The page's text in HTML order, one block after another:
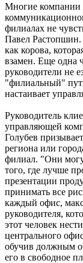
Многие компании
филиалах не
Павел Растопшин.
как корова,
взамен. Еще одна
руководители не
"филиальный"
настаивает
Руководитель
управляющей
Голубев
региона или
филиал. "Они
того, где лучше
презентации
принимать все
каждый офис,
руководителя,
этот человек
центрального
обучив должным
его в свободное